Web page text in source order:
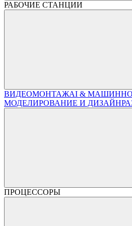
РАБОЧИЕ СТАНЦИИ
ВИДЕОМОНТАЖAI &
МОДЕЛИРОВАНИЕ И ДИЗАЙН
ПРОЦЕССОРЫ